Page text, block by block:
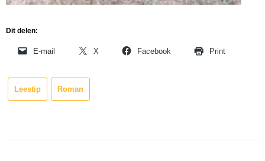
Dit delen:
E-mail X Facebook Print
Leestip Roman